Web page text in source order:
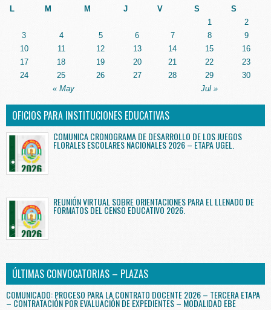
L
M M J V S S
« May Jul »
1
2
3
4 5 6 7 8
9
10
11 12 13 14 15
16
17
18 19 20 21 22
23
24
25 26 27 28 29 30
OFICIOS PARA INSTITUCIONES EDUCATIVAS
COMUNICA CRONOGRAMA DE DESARROLLO DE LOS JUEGOS
FLORALES ESCOLARES NACIONALES 2026 – ETAPA UGEL.
REUNIÓN VIRTUAL SOBRE ORIENTACIONES PARA EL LLENADO DE
FORMATOS DEL CENSO EDUCATIVO 2026.
ÚLTIMAS CONVOCATORIAS – PLAZAS
COMUNICADO: PROCESO PARA LA CONTRATO DOCENTE 2026 – TERCERA ETAPA
– CONTRATACIÓN POR EVALUACIÓN DE EXPEDIENTES – MODALIDAD EBE